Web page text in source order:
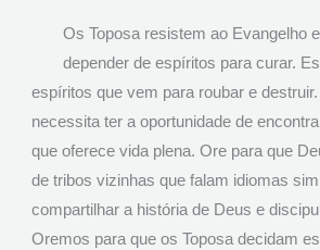
Os Toposa resistem ao Evangelho
depender de espíritos para curar.
espíritos que vem para roubar e
necessita ter a oportunidade de
que oferece vida plena. Ore para que
de tribos vizinhas que falam idiomas
compartilhar a história de Deus e
Oremos para que os Toposa decidam